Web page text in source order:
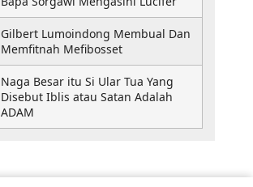
Gilbert Lumoindong Membual Dan
Memfitnah Mefibosset
Naga Besar itu Si Ular Tua Yang
Disebut Iblis atau Satan Adalah
ADAM